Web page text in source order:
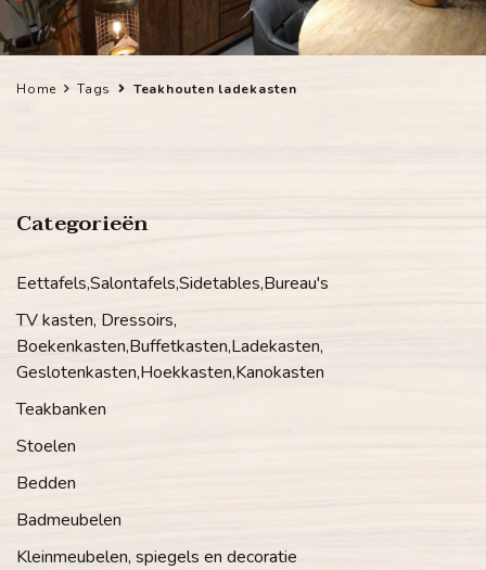
Home Tags Teakhouten ladekasten
Categorieën
Eettafels,Salontafels,Sidetables,Bureau's
TV kasten, Dressoirs,
Boekenkasten,Buffetkasten,Ladekasten,
Geslotenkasten,Hoekkasten,Kanokasten
Teakbanken
Stoelen
Bedden
Badmeubelen
Kleinmeubelen, spiegels en decoratie